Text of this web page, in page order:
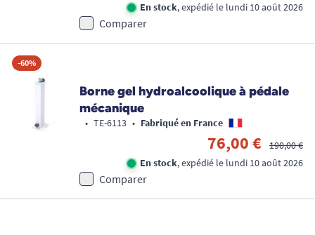
En stock, expédié le lundi 10 août 2026
Comparer
-60%
Borne gel hydroalcoolique à pédale
mécanique
• TE-6113 • Fabriqué en France
76,00 €
190,00 €
En stock, expédié le lundi 10 août 2026
Comparer